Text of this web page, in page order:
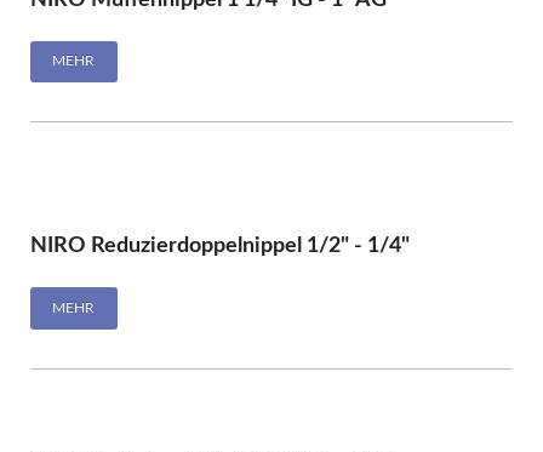
MEHR
NIRO Reduzierdoppelnippel 1/2" - 1/4"
MEHR